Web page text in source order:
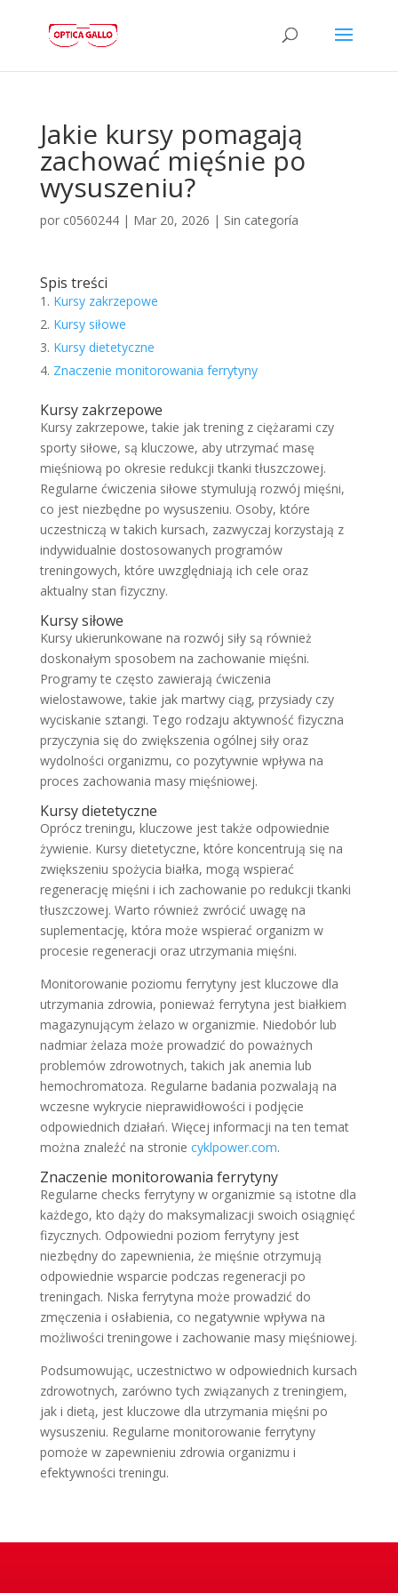
Jakie kursy pomagają
zachować mięśnie po
wysuszeniu?
por c0560244| Mar 20, 2026 | Sin categoría
Spis treści
Kursy zakrzepowe
Kursy siłowe
Kursy dietetyczne
Znaczenie monitorowania ferrytyny
Kursy zakrzepowe
Kursy zakrzepowe, takie jak trening z ciężarami czy
sporty siłowe, są kluczowe, aby utrzymać masę
mięśniową po okresie redukcji tkanki tłuszczowej.
Regularne ćwiczenia siłowe stymulują rozwój mięśni,
co jest niezbędne po wysuszeniu. Osoby, które
uczestniczą w takich kursach, zazwyczaj korzystają z
indywidualnie dostosowanych programów
treningowych, które uwzględniają ich cele oraz
aktualny stan fizyczny.
Kursy siłowe
Kursy ukierunkowane na rozwój siły są również
doskonałym sposobem na zachowanie mięśni.
Programy te często zawierają ćwiczenia
wielostawowe, takie jak martwy ciąg, przysiady czy
wyciskanie sztangi. Tego rodzaju aktywność fizyczna
przyczynia się do zwiększenia ogólnej siły oraz
wydolności organizmu, co pozytywnie wpływa na
proces zachowania masy mięśniowej.
Kursy dietetyczne
Oprócz treningu, kluczowe jest także odpowiednie
żywienie. Kursy dietetyczne, które koncentrują się na
zwiększeniu spożycia białka, mogą wspierać
regenerację mięśni i ich zachowanie po redukcji tkanki
tłuszczowej. Warto również zwrócić uwagę na
suplementację, która może wspierać organizm w
procesie regeneracji oraz utrzymania mięśni.
Monitorowanie poziomu ferrytyny jest kluczowe dla
utrzymania zdrowia, ponieważ ferrytyna jest białkiem
magazynującym żelazo w organizmie. Niedobór lub
nadmiar żelaza może prowadzić do poważnych
problemów zdrowotnych, takich jak anemia lub
hemochromatoza. Regularne badania pozwalają na
wczesne wykrycie nieprawidłowości i podjęcie
odpowiednich działań. Więcej informacji na ten temat
można znaleźć na stronie cyklpower.com.
Znaczenie monitorowania ferrytyny
Regularne checks ferrytyny w organizmie są istotne dla
każdego, kto dąży do maksymalizacji swoich osiągnięć
fizycznych. Odpowiedni poziom ferrytyny jest
niezbędny do zapewnienia, że mięśnie otrzymują
odpowiednie wsparcie podczas regeneracji po
treningach. Niska ferrytyna może prowadzić do
zmęczenia i osłabienia, co negatywnie wpływa na
możliwości treningowe i zachowanie masy mięśniowej.
Podsumowując, uczestnictwo w odpowiednich kursach
zdrowotnych, zarówno tych związanych z treningiem,
jak i dietą, jest kluczowe dla utrzymania mięśni po
wysuszeniu. Regularne monitorowanie ferrytyny
pomoże w zapewnieniu zdrowia organizmu i
efektywności treningu.